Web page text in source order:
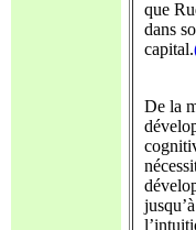
que
dans
capital.
De la